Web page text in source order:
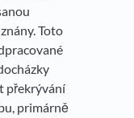
Toto
překrývání
primárně